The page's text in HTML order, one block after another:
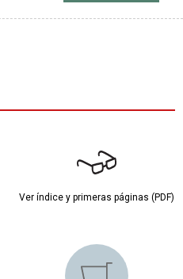
Ver índice y primeras páginas (PDF)